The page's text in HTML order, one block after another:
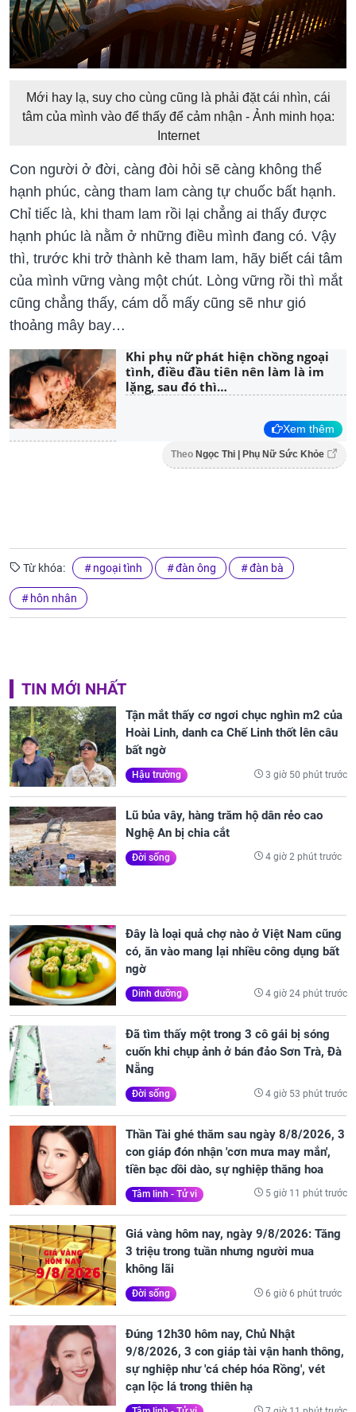
Mới hay lạ, suy cho cùng cũng là phải đặt cái nhìn, cái
tâm của mình vào để thấy để cảm nhận - Ảnh minh họa:
Internet
Con người ở đời, càng đòi hỏi sẽ càng không thể
hạnh phúc, càng tham lam càng tự chuốc bất hạnh.
Chỉ tiếc là, khi tham lam rồi lại chẳng ai thấy được
hạnh phúc là nằm ở những điều mình đang có. Vậy
thì, trước khi trở thành kẻ tham lam, hãy biết cái tâm
của mình vững vàng một chút. Lòng vững rồi thì mắt
cũng chẳng thấy, cám dỗ mấy cũng sẽ như gió
thoảng mây bay…
Khi phụ nữ phát hiện chồng ngoại
tình, điều đầu tiên nên làm là im
lặng, sau đó thì…
Xem thêm
Theo Ngọc Thi | Phụ Nữ Sức Khỏe
Từ khóa: ngoại tình đàn ông đàn bà
hôn nhân
TIN MỚI NHẤT
Tận mắt thấy cơ ngơi chục nghìn m2 của
Hoài Linh, danh ca Chế Linh thốt lên câu
bất ngờ
Hậu trường 3 giờ 50 phút trước
Lũ bủa vây, hàng trăm hộ dân rẻo cao
Nghệ An bị chia cắt
Đời sống 4 giờ 2 phút trước
Đây là loại quả chợ nào ở Việt Nam cũng
có, ăn vào mang lại nhiều công dụng bất
ngờ
Dinh dưỡng 4 giờ 24 phút trước
Đã tìm thấy một trong 3 cô gái bị sóng
cuốn khi chụp ảnh ở bán đảo Sơn Trà, Đà
Nẵng
Đời sống 4 giờ 53 phút trước
Thần Tài ghé thăm sau ngày 8/8/2026, 3
con giáp đón nhận 'cơn mưa may mắn',
tiền bạc dồi dào, sự nghiệp thăng hoa
Tâm linh - Tử vi 5 giờ 11 phút trước
Giá vàng hôm nay, ngày 9/8/2026: Tăng
3 triệu trong tuần nhưng người mua
không lãi
Đời sống 6 giờ 6 phút trước
Đúng 12h30 hôm nay, Chủ Nhật
9/8/2026, 3 con giáp tài vận hanh thông,
sự nghiệp như 'cá chép hóa Rồng', vét
cạn lộc lá trong thiên hạ